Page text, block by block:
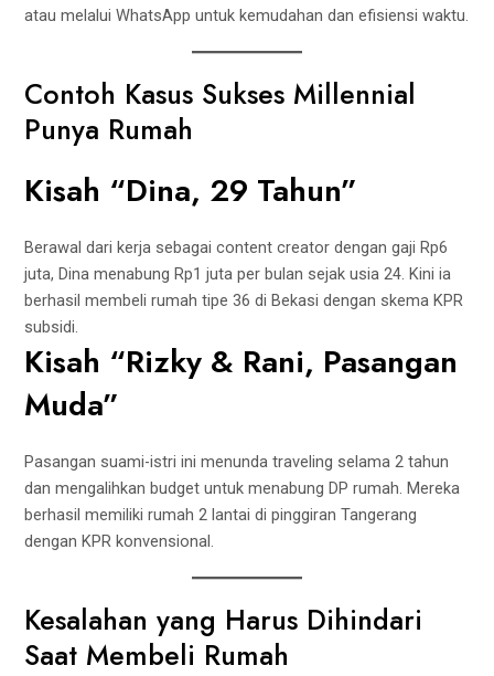
atau melalui WhatsApp untuk kemudahan dan efisiensi waktu.
Contoh Kasus Sukses Millennial
Punya Rumah
Kisah “Dina, 29 Tahun”
Berawal dari kerja sebagai content creator dengan gaji Rp6
juta, Dina menabung Rp1 juta per bulan sejak usia 24. Kini ia
berhasil membeli rumah tipe 36 di Bekasi dengan skema KPR
subsidi.
Kisah “Rizky & Rani, Pasangan
Muda”
Pasangan suami-istri ini menunda traveling selama 2 tahun
dan mengalihkan budget untuk menabung DP rumah. Mereka
berhasil memiliki rumah 2 lantai di pinggiran Tangerang
dengan KPR konvensional.
Kesalahan yang Harus Dihindari
Saat Membeli Rumah